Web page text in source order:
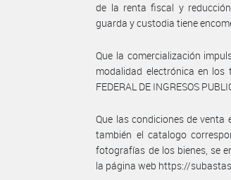
de la renta fiscal y
guarda y custodia tiene
Que la comercialización
modalidad electrónica en los
FEDERAL DE INGRESOS
Que las condiciones de
también el catalogo
fotografías de los bienes, se
la página web https://